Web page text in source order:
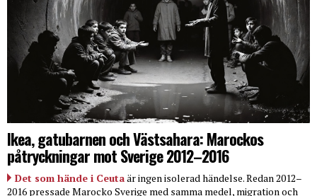
Ikea, gatubarnen och Västsahara: Marockos
påtryckningar mot Sverige 2012–2016
Det som hände i Ceutaär ingen isolerad händelse. Redan 2012–
2016 pressade Marocko Sverige med samma medel, migration och